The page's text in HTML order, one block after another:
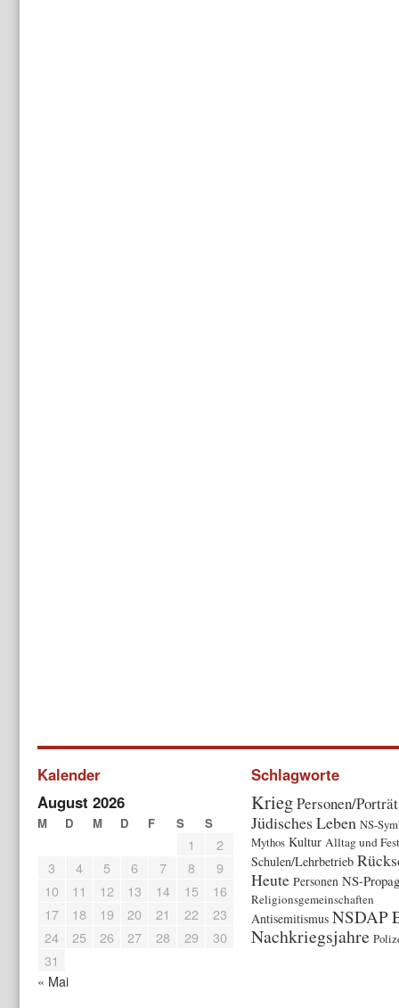
Kalender
August 2026
M D M D F S S
« Mai
1
2
3
4 5 6 7 8
9
10
11 12 13 14 15
16
17
18 19 20 21 22
23
24
25 26 27 28 29
30
31
Schlagworte
KriegPersonen/
Jüdisches Leben NS-
Mythos Kultur Alltag und
Schulen/Lehrbetrieb
Heute Personen NS-
Religionsgemeinschaften
Antisemitismus NSDAP
Nachkriegsjahre